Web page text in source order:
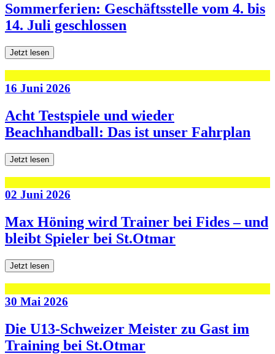
Sommerferien: Geschäftsstelle vom 4. bis
14. Juli geschlossen
Jetzt lesen
16 Juni 2026
Acht Testspiele und wieder
Beachhandball: Das ist unser Fahrplan
Jetzt lesen
02 Juni 2026
Max Höning wird Trainer bei Fides – und
bleibt Spieler bei St.Otmar
Jetzt lesen
30 Mai 2026
Die U13-Schweizer Meister zu Gast im
Training bei St.Otmar